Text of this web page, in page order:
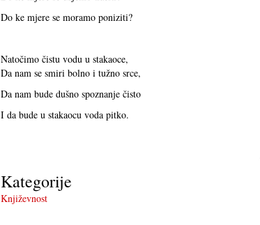
Do ke mjere se moramo poniziti?
Natočimo čistu vodu u stakaoce,
Da nam se smiri bolno i tužno srce,
Da nam bude dušno spoznanje čisto
I da bude u stakaocu voda pitko.
Kategorije
Književnost